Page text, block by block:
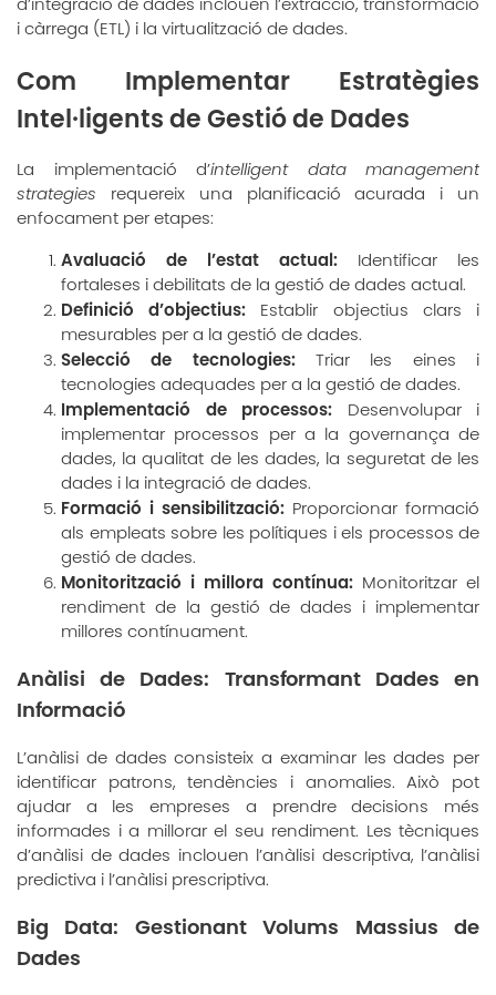
d’integració de dades inclouen l’extracció, transformació
i càrrega (ETL) i la virtualització de dades.
Com Implementar Estratègies
Intel·ligents de Gestió de Dades
La implementació d’intelligent data management
strategies requereix una planificació acurada i un
enfocament per etapes:
Avaluació de l’estat actual: Identificar les
fortaleses i debilitats de la gestió de dades actual.
Definició d’objectius: Establir objectius clars i
mesurables per a la gestió de dades.
Selecció de tecnologies:Triar les eines i
tecnologies adequades per a la gestió de dades.
Implementació de processos: Desenvolupar i
implementar processos per a la governança de
dades, la qualitat de les dades, la seguretat de les
dades i la integració de dades.
Formació i sensibilització: Proporcionar formació
als empleats sobre les polítiques i els processos de
gestió de dades.
Monitorització i millora contínua: Monitoritzar el
rendiment de la gestió de dades i implementar
millores contínuament.
Anàlisi de Dades: Transformant Dades en
Informació
L’anàlisi de dades consisteix a examinar les dades per
identificar patrons, tendències i anomalies. Això pot
ajudar a les empreses a prendre decisions més
informades i a millorar el seu rendiment. Les tècniques
d’anàlisi de dades inclouen l’anàlisi descriptiva, l’anàlisi
predictiva i l’anàlisi prescriptiva.
Big Data: Gestionant Volums Massius de
Dades